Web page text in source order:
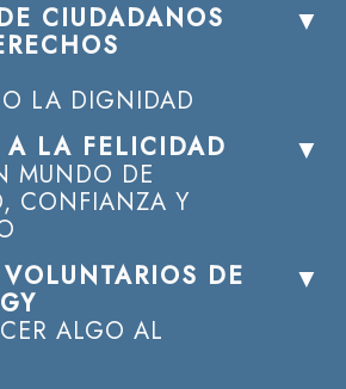
CIUDADANOS
LA DIGNIDAD
LA FELICIDAD
MUNDO DE
CONFIANZA Y
DE
ALGO AL